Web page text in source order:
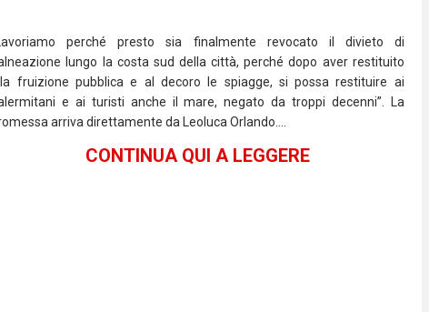
perché presto sia finalmente revocato il divieto di
lungo la costa sud della città, perché dopo aver restituito
fruizione pubblica e al decoro le spiagge, si possa restituire ai
e ai turisti anche il mare, negato da troppi decenni”. La
arriva direttamente da Leoluca Orlando….
CONTINUA QUI A LEGGERE